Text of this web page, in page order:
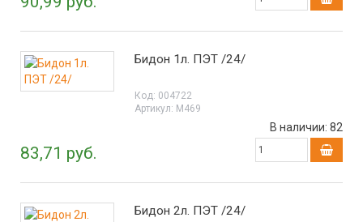
Бидон 1л. ПЭТ /24/
Код: 004722
Артикул: М469
83,71 руб.
В наличии: 82
Бидон 2л. ПЭТ /24/